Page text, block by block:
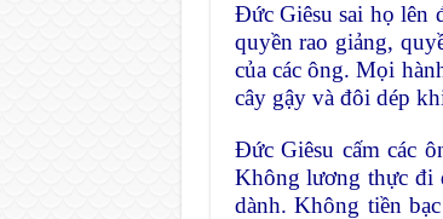
Đức Giêsu sai họ lên
quyền rao giảng,
của các ông. Mọi
cây gậy và đôi dép
Đức Giêsu cấm các
Không lương thực đi
dành. Không tiền